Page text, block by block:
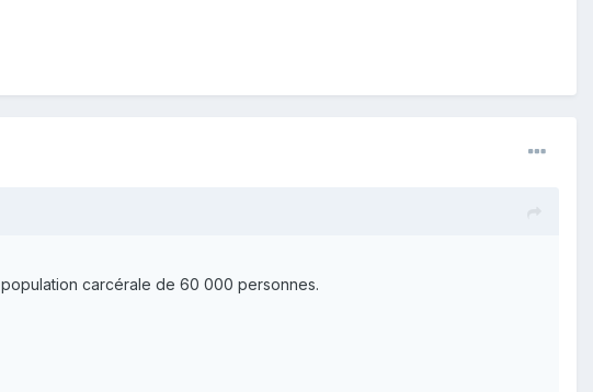
population carcérale de 60 000 personnes.